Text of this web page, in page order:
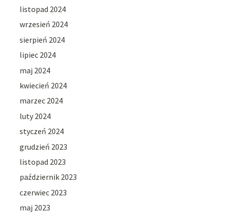
listopad 2024
wrzesień 2024
sierpień 2024
lipiec 2024
maj 2024
kwiecień 2024
marzec 2024
luty 2024
styczeń 2024
grudzień 2023
listopad 2023
październik 2023
czerwiec 2023
maj 2023